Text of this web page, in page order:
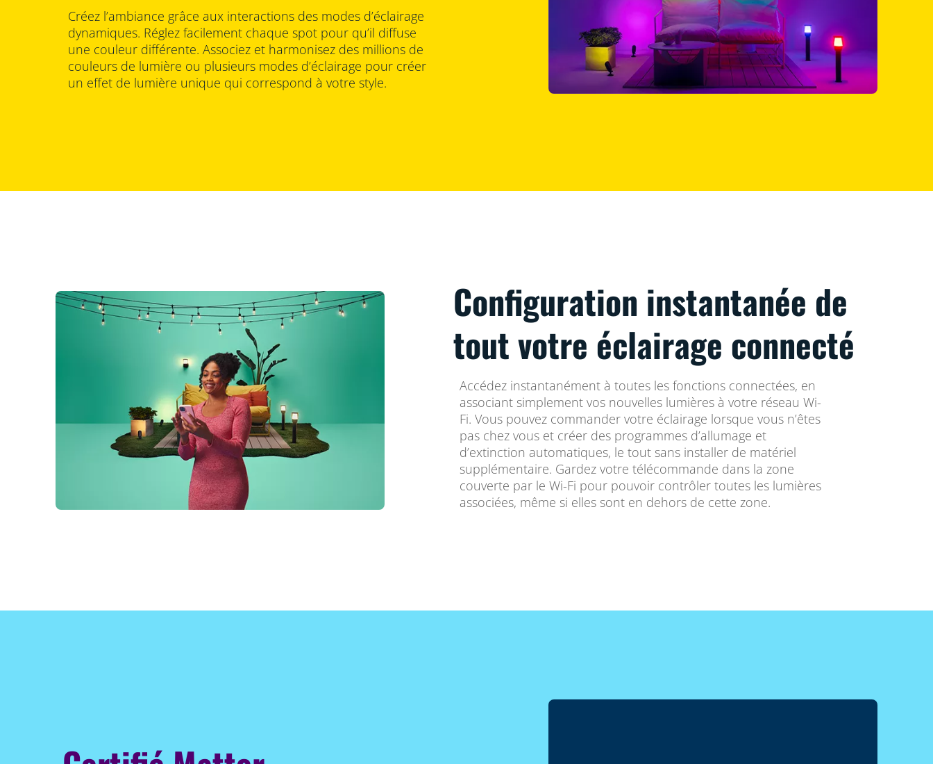
Créez l’ambiance grâce aux interactions des modes d’éclairage
dynamiques. Réglez facilement chaque spot pour qu’il diffuse
une couleur différente. Associez et harmonisez des millions de
couleurs de lumière ou plusieurs modes d’éclairage pour créer
un effet de lumière unique qui correspond à votre style.
Configuration instantanée de
tout votre éclairage connecté
Accédez instantanément à toutes les fonctions connectées, en
associant simplement vos nouvelles lumières à votre réseau Wi-
Fi. Vous pouvez commander votre éclairage lorsque vous n’êtes
pas chez vous et créer des programmes d’allumage et
d’extinction automatiques, le tout sans installer de matériel
supplémentaire. Gardez votre télécommande dans la zone
couverte par le Wi-Fi pour pouvoir contrôler toutes les lumières
associées, même si elles sont en dehors de cette zone.